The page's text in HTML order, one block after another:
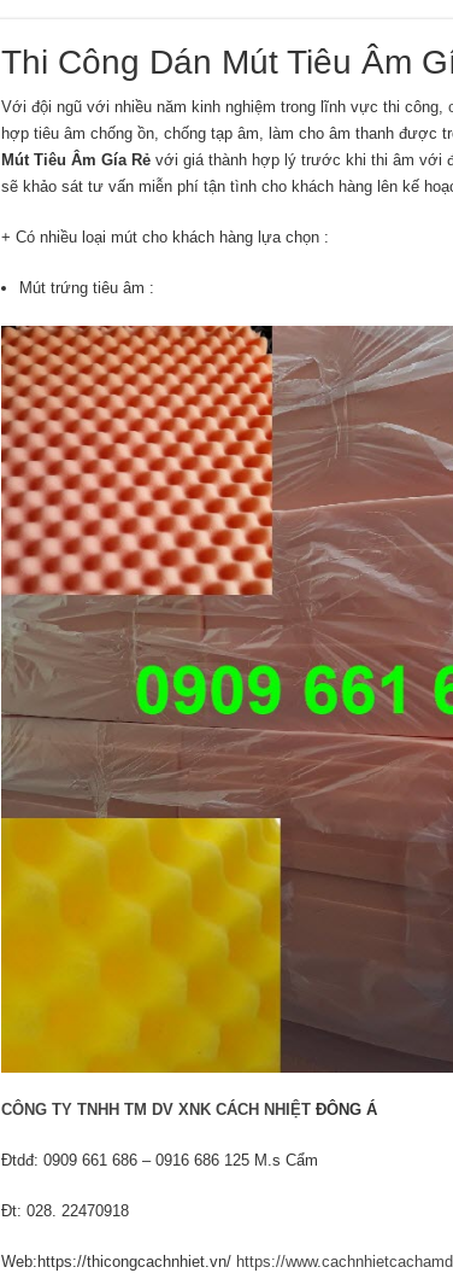
Thi Công Dán Mút Tiêu Âm
Với đội ngũ với nhiều năm kinh nghiệm trong lĩnh vực thi công,
hợp tiêu âm chống ồn, chống tạp âm, làm cho âm thanh được
Mút Tiêu Âm Gía Rẻvới giá thành hợp lý trước khi thi âm với
sẽ khảo sát tư vấn miễn phí tận tình cho khách hàng lên kế
+ Có nhiều loại mút cho khách hàng lựa chọn :
Mút trứng tiêu âm :
CÔNG TY TNHH TM DV XNK CÁCH NHIỆTĐÔNG Á
Đtdđ: 0909 661 686 – 0916 686 125 M.s Cẩm
Đt: 028. 22470918
Web:https://thicongcachnhiet.vn/ https://